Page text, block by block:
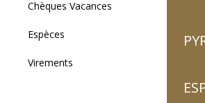
Chèques Vacances
Espèces
Virements